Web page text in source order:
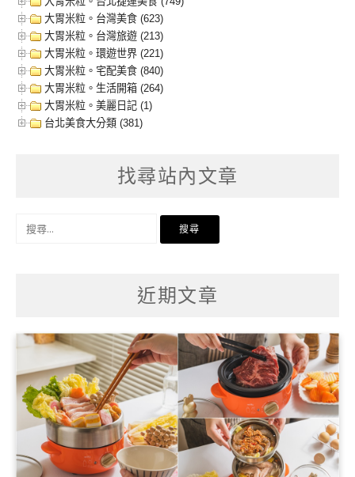
大胃米粒。台灣美食 (623)
大胃米粒。台灣旅遊 (213)
大胃米粒。環遊世界 (221)
大胃米粒。宅配美食 (840)
大胃米粒。生活開箱 (264)
大胃米粒。美麗日記 (1)
台北美食大分類 (381)
找尋站內文章
近期文章